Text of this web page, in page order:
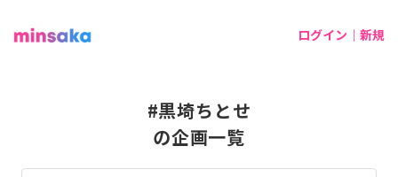
ログイン｜新規
#黒埼ちとせ
の企画一覧